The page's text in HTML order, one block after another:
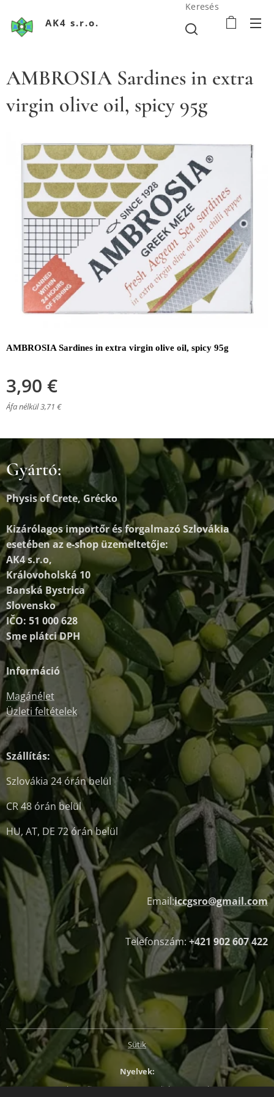
AK4 s.r.o.
Keresés
AMBROSIA Sardines in extra
virgin olive oil, spicy 95g
AMBROSIA Sardines in extra virgin olive oil, spicy 95g
3,90 €
Áfa nélkül 3,71 €
Gyártó:
Physis of Crete, Grécko
Kizárólagos importőr és forgalmazóSzlovákia
esetében az e-shop üzemeltetője:
AK4 s.r.o,
Královoholská 10
Banská Bystrica
Slovensko
IČO: 51 000 628
Sme plátci DPH
Információ
Magánélet
Üzleti feltételek
Szállítás:
Szlovákia 24 órán belül
CR 48 órán belül
HU, AT, DE 72 órán belül
Email:iccgsro@gmail.com
Telefonszám:+421 902 607 422
Sütik
Nyelvek
Slovenčina
Magyar English Deutsch